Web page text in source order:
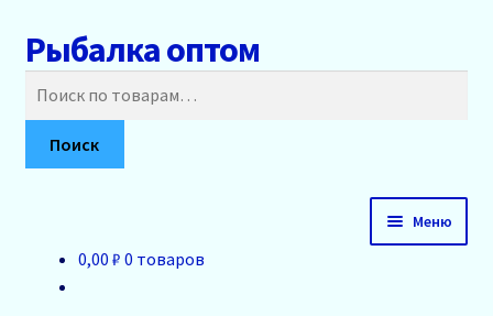
Перейти
к
навигации
Перейти
к
содержимому
Рыбалка оптом
Поиск
Меню
0,00 ₽ 0 товаров